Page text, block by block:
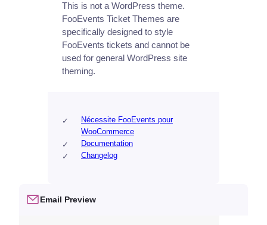
Email Preview
This is not a WordPress theme.
FooEvents Ticket Themes are
specifically designed to style
FooEvents tickets and cannot be
used for general WordPress site
theming.
Nécessite FooEvents pour
WooCommerce
Documentation
Changelog